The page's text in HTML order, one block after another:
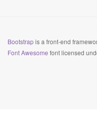
Bootstrapis a front-end
Font Awesome font licensed